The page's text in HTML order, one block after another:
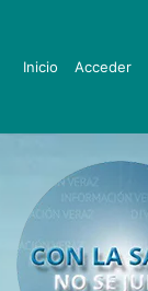
Inicio Acceder